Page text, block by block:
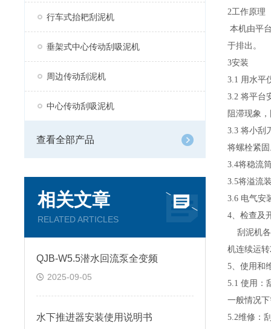
行车式抬耙刮泥机
垂架式中心传动刮吸泥机
周边传动刮泥机
中心传动刮吸泥机
查看全部产品
相关文章
RELATED ARTICLES
QJB-W5.5潜水回流泵全变频
2025-09-05
水下推进器安装使用说明书
2工作原理
本机由平
于排出。
3安装
3.1 用水平
3.2 将平台
阻滞现象
3.3 将小刮
将螺栓紧
3.4将稳流
3.5将溢流
3.6 电气安
4、检查及
刮泥机
机连续运转
5、使用和
5.1 使用：
一般情况
5.2维修：